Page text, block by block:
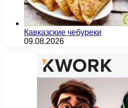
Кавказские чебуреки
09.08.2026